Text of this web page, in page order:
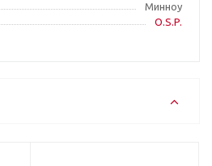
Минноу
O.S.P.